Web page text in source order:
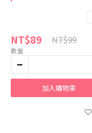
NT$89 NT$99
數量
加入購物車